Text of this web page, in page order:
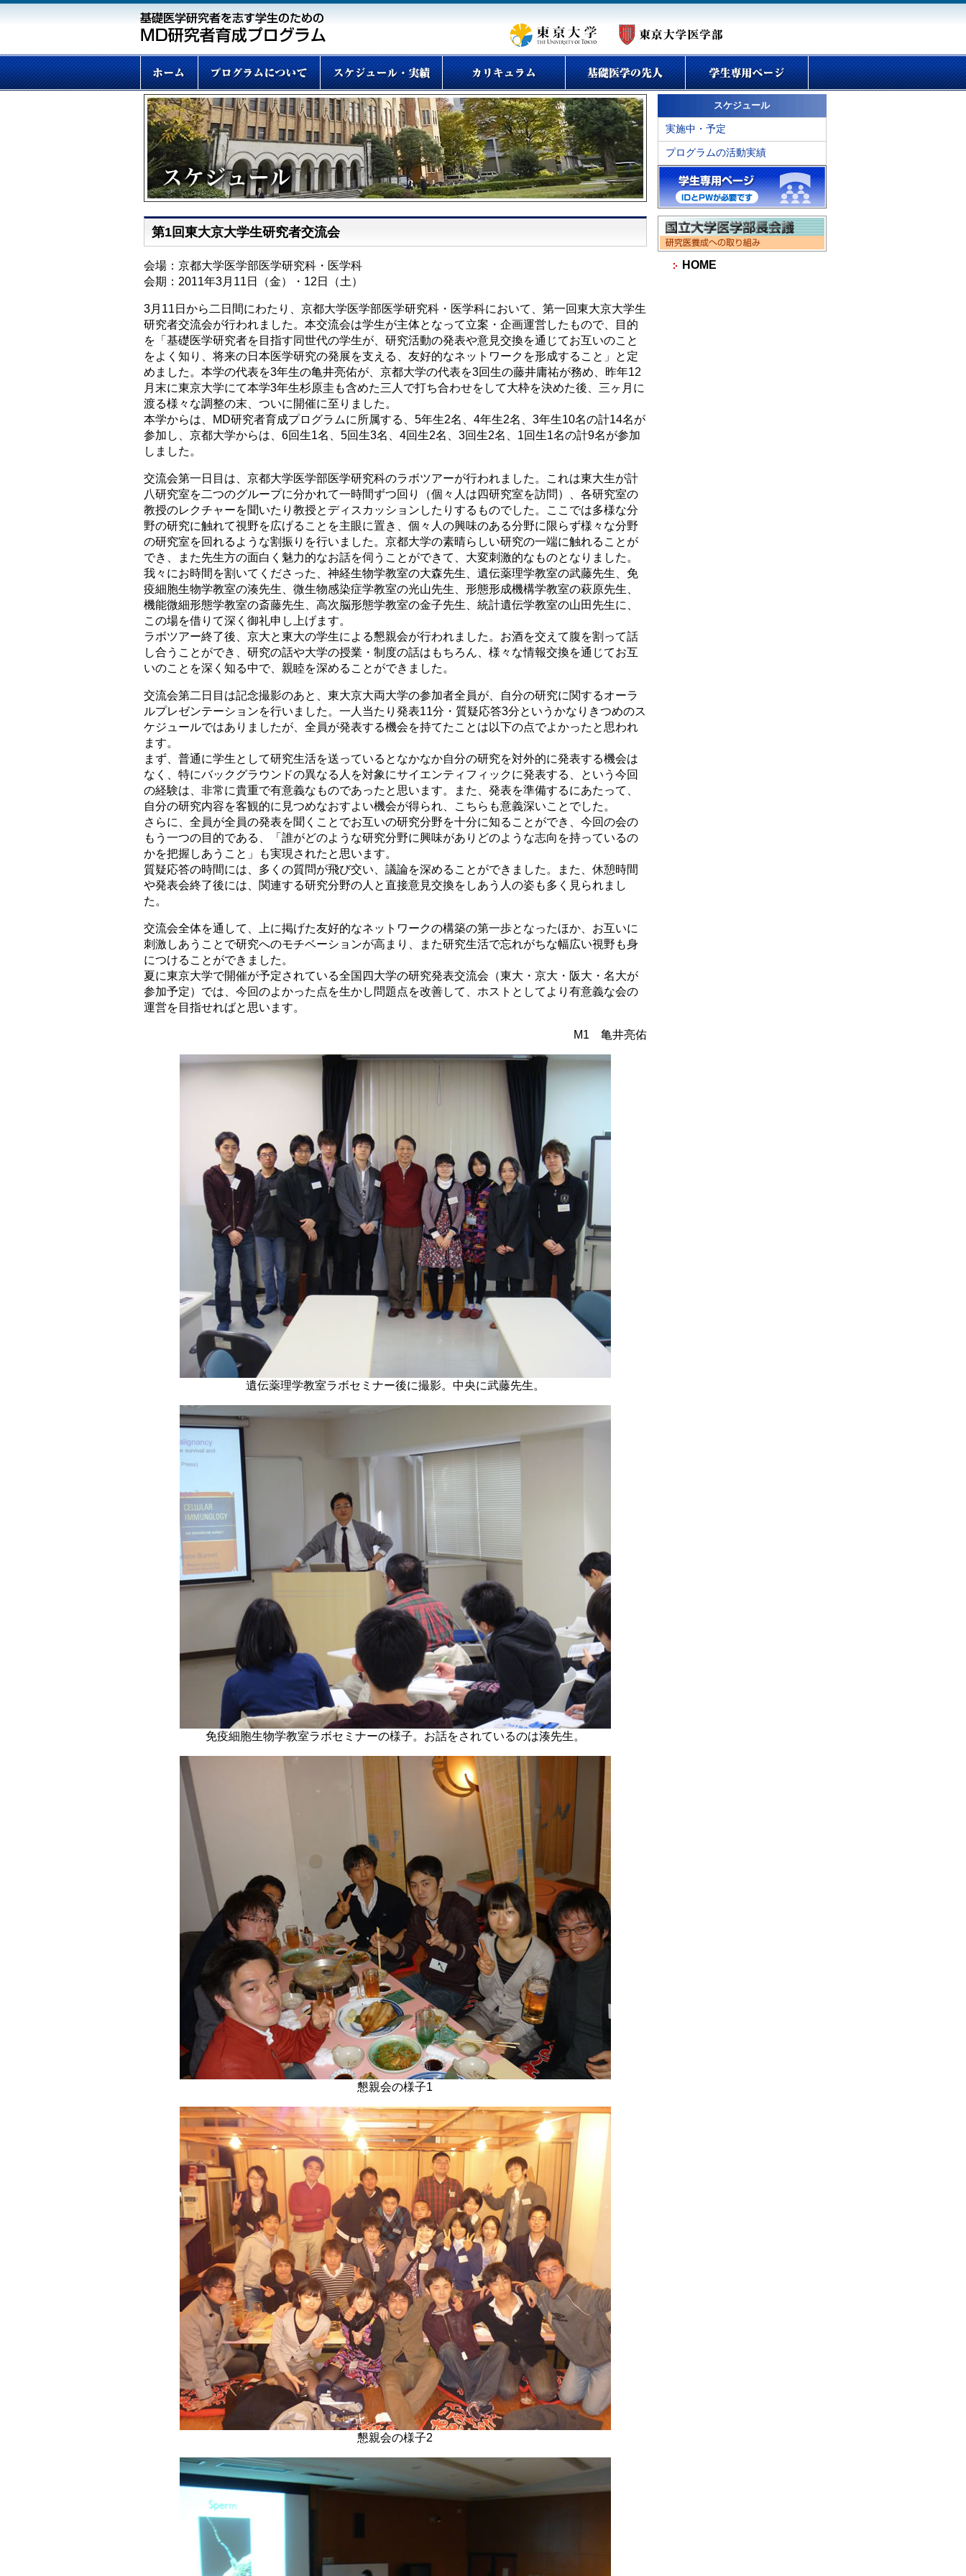
第1回東大京大学生研究者交流会
会場：京都大学医学部医学研究科・医学科
会期：2011年3月11日（金）・12日（土）
3月11日から二日間にわたり、京都大学医学部医学研究科・医学科において、第一回東大京大学生
研究者交流会が行われました。本交流会は学生が主体となって立案・企画運営したもので、目的
を「基礎医学研究者を目指す同世代の学生が、研究活動の発表や意見交換を通じてお互いのこと
をよく知り、将来の日本医学研究の発展を支える、友好的なネットワークを形成すること」と定
めました。本学の代表を3年生の亀井亮佑が、京都大学の代表を3回生の藤井庸祐が務め、昨年12
月末に東京大学にて本学3年生杉原圭も含めた三人で打ち合わせをして大枠を決めた後、三ヶ月に
渡る様々な調整の末、ついに開催に至りました。
本学からは、MD研究者育成プログラムに所属する、5年生2名、4年生2名、3年生10名の計14名が
参加し、京都大学からは、6回生1名、5回生3名、4回生2名、3回生2名、1回生1名の計9名が参加
しました。
交流会第一日目は、京都大学医学部医学研究科のラボツアーが行われました。これは東大生が計
八研究室を二つのグループに分かれて一時間ずつ回り（個々人は四研究室を訪問）、各研究室の
教授のレクチャーを聞いたり教授とディスカッションしたりするものでした。ここでは多様な分
野の研究に触れて視野を広げることを主眼に置き、個々人の興味のある分野に限らず様々な分野
の研究室を回れるような割振りを行いました。京都大学の素晴らしい研究の一端に触れることが
でき、また先生方の面白く魅力的なお話を伺うことができて、大変刺激的なものとなりました。
我々にお時間を割いてくださった、神経生物学教室の大森先生、遺伝薬理学教室の武藤先生、免
疫細胞生物学教室の湊先生、微生物感染症学教室の光山先生、形態形成機構学教室の萩原先生、
機能微細形態学教室の斎藤先生、高次脳形態学教室の金子先生、統計遺伝学教室の山田先生に、
この場を借りて深く御礼申し上げます。
ラボツアー終了後、京大と東大の学生による懇親会が行われました。お酒を交えて腹を割って話
し合うことができ、研究の話や大学の授業・制度の話はもちろん、様々な情報交換を通じてお互
いのことを深く知る中で、親睦を深めることができました。
交流会第二日目は記念撮影のあと、東大京大両大学の参加者全員が、自分の研究に関するオーラ
ルプレゼンテーションを行いました。一人当たり発表11分・質疑応答3分というかなりきつめのス
ケジュールではありましたが、全員が発表する機会を持てたことは以下の点でよかったと思われ
ます。
まず、普通に学生として研究生活を送っているとなかなか自分の研究を対外的に発表する機会は
なく、特にバックグラウンドの異なる人を対象にサイエンティフィックに発表する、という今回
の経験は、非常に貴重で有意義なものであったと思います。また、発表を準備するにあたって、
自分の研究内容を客観的に見つめなおすよい機会が得られ、こちらも意義深いことでした。
さらに、全員が全員の発表を聞くことでお互いの研究分野を十分に知ることができ、今回の会の
もう一つの目的である、「誰がどのような研究分野に興味がありどのような志向を持っているの
かを把握しあうこと」も実現されたと思います。
質疑応答の時間には、多くの質問が飛び交い、議論を深めることができました。また、休憩時間
や発表会終了後には、関連する研究分野の人と直接意見交換をしあう人の姿も多く見られまし
た。
交流会全体を通して、上に掲げた友好的なネットワークの構築の第一歩となったほか、お互いに
刺激しあうことで研究へのモチベーションが高まり、また研究生活で忘れがちな幅広い視野も身
につけることができました。
夏に東京大学で開催が予定されている全国四大学の研究発表交流会（東大・京大・阪大・名大が
参加予定）では、今回のよかった点を生かし問題点を改善して、ホストとしてより有意義な会の
運営を目指せればと思います。
M1 亀井亮佑
遺伝薬理学教室ラボセミナー後に撮影。中央に武藤先生。
免疫細胞生物学教室ラボセミナーの様子。お話をされているのは湊先生。
懇親会の様子1
懇親会の様子2
スケジュール
実施中・予定
プログラムの活動実績
HOME